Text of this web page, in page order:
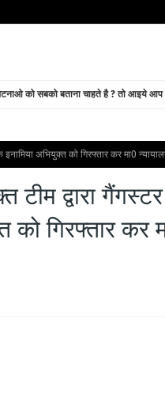
को सबको बताना चाहते है ? तो
अभियुक्त को गिरफ्तार कर मा0
टीम द्वारा
गिरफ्तार कर